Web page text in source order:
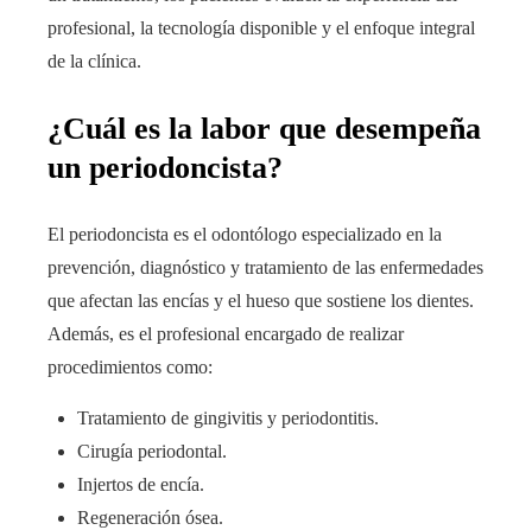
profesional, la tecnología disponible y el enfoque integral
de la clínica.
¿Cuál es la labor que desempeña
un periodoncista?
El periodoncista es el odontólogo especializado en la
prevención, diagnóstico y tratamiento de las enfermedades
que afectan las encías y el hueso que sostiene los dientes.
Además, es el profesional encargado de realizar
procedimientos como:
Tratamiento de gingivitis y periodontitis.
Cirugía periodontal.
Injertos de encía.
Regeneración ósea.